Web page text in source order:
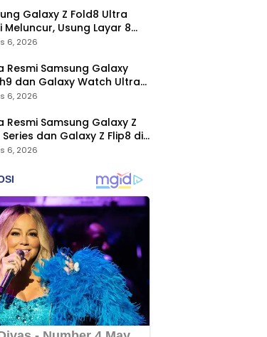
Galaxy Z Fold8 Ultra
Meluncur, Usung Layar 8
200MP dan
6, 2026
Resmi Samsung Galaxy
dan Galaxy Watch Ultra2
Mulai Rp5,9 Jutaan
6, 2026
Resmi Samsung Galaxy Z
Series dan Galaxy Z Flip8 di
Mulai Rp19 Jutaan
6, 2026